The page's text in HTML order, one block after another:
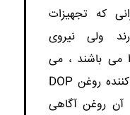
که تجهیزات
ولی نیروی
می باشند ، می
توانند از دیتا شیت های تولیدکننده روغن DOP
آن روغن آگاهی